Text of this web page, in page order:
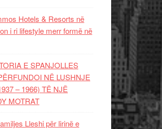
Hotels & Resorts në
i ri lifestyle merr formë në
E SPANJOLLES
NË LUSHNJE
– 1966) TË NJË
MOTRAT
Lleshi për lirinë e